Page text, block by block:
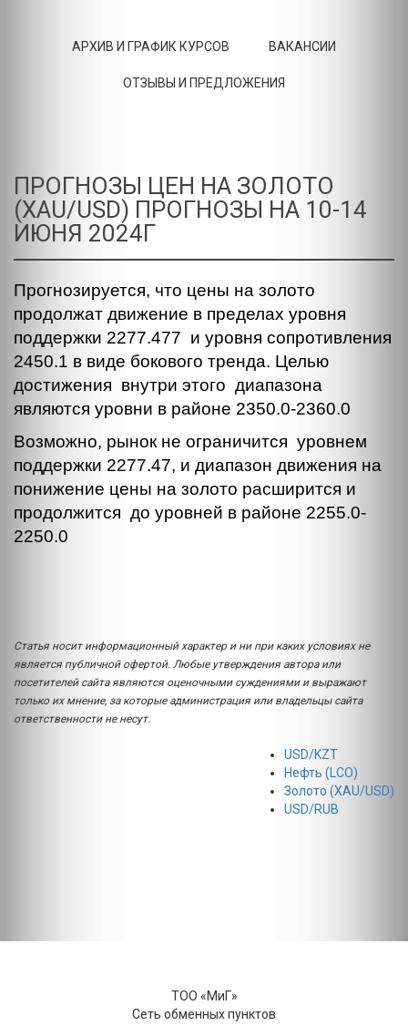
АРХИВ И ГРАФИК КУРСОВ ВАКАНСИИ
ОТЗЫВЫ И ПРЕДЛОЖЕНИЯ
ПРОГНОЗЫ ЦЕН НА ЗОЛОТО
(XAU/USD) ПРОГНОЗЫ НА 10-14
ИЮНЯ 2024Г
Прогнозируется, что цены на золото
продолжат движение в пределах уровня
поддержки 2277.477 и уровня сопротивления
2450.1 в виде бокового тренда. Целью
достижения внутри этого диапазона
являются уровни в районе 2350.0-2360.0
Возможно, рынок не ограничится уровнем
поддержки 2277.47, и диапазон движения на
понижение цены на золото расширится и
продолжится до уровней в районе 2255.0-
2250.0
Статья носит информационный характер и ни при каких условиях не
является публичной офертой. Любые утверждения автора или
посетителей сайта являются оценочными суждениями и выражают
только их мнение, за которые администрация или владельцы сайта
ответственности не несут.
USD/KZT
Нефть (LCO)
Золото (XAU/USD)
USD/RUB
ТОО «МиГ»
Сеть обменных пунктов